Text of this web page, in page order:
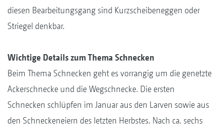
diesen Bearbeitungsgang sind Kurzscheibeneggen oder
Striegel denkbar.
Wichtige Details zum Thema Schnecken
Beim Thema Schnecken geht es vorrangig um die genetzte
Ackerschnecke und die Wegschnecke. Die ersten
Schnecken schlüpfen im Januar aus den Larven sowie aus
den Schneckeneiern des letzten Herbstes. Nach ca. sechs